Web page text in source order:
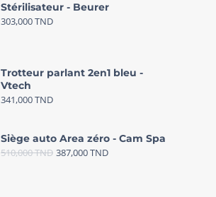
Stérilisateur - Beurer
303,000TND
Trotteur parlant 2en1 bleu -
Vtech
341,000TND
Siège auto Area zéro - Cam Spa
510,000TND 387,000TND